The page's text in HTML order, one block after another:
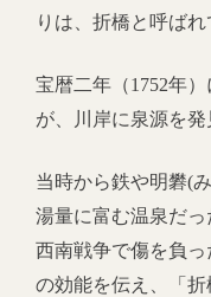
りは、折橋と呼ばれ
宝暦二年（1752年
が、川岸に泉源を発
当時から鉄や明礬(
湯量に富む温泉だっ
西南戦争で傷を負
の効能を伝え、「